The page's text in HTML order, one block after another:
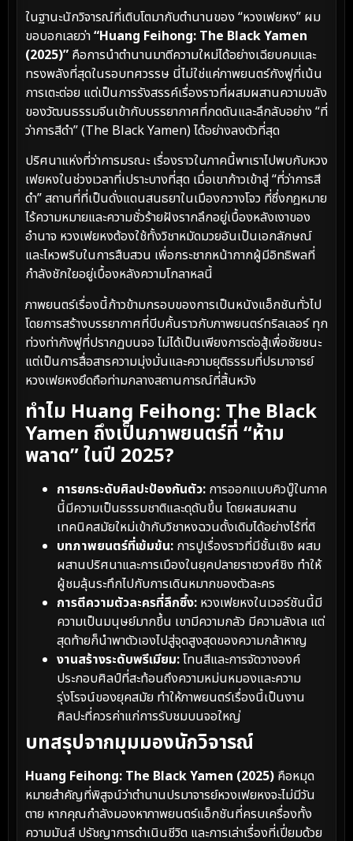
ในฐานะนักวิจารณ์ที่เติบโตมากับตำนานของ “หวงเฟยหง” ผม
ขอบอกเลยว่า“Huang Feihong: The Black Yamen
(2025)” คือการนำตำนานมาตีความใหม่ได้อย่างเฉียบคมและ
ทรงพลังที่สุดในรอบทศวรรษ นี่ไม่ใช่แค่ภาพยนตร์กังฟูที่เน้น
การเตะต่อย แต่เป็นการรังสรรค์เรื่องราวที่ผสมผสานความขลัง
ของวัฒนธรรมจีนเข้ากับบรรยากาศที่กดดันและลึกลับอย่าง “ที่
ว่าการสีดำ” (The Black Yamen) ได้อย่างลงตัวที่สุด
ปริศนาแห่งที่ว่าการมรณะ เรื่องราวในภาคนี้พาเราไปพบกับหวง
เฟยหงในช่วงเวลาที่เปราะบางที่สุด เมื่อเขาก้าวเข้าสู่ “ที่ว่าการสี
ดำ” สถานที่ที่เป็นดั่งแดนสนธยาในเมืองกวางโจว ที่ซึ่งกฎหมาย
ไร้ความหมายและความชั่วร้ายฝังรากลึกอยู่เบื้องหลังเงาของ
อำนาจ หวงเฟยหงต้องใช้ทั้งวิชาหมัดมวยอันเป็นเอกลักษณ์
และไหวพริบในการสืบสวน เพื่อกระชากหน้ากากผู้มีอิทธิพลที่
กำลังชักใยอยู่เบื้องหลังความโกลาหลนี้
ภาพยนตร์เรื่องนี้ก้าวข้ามกรอบของการเป็นหนังแอ็กชันทั่วไป
โดยการสร้างบรรยากาศที่บีบคั้นราวกับภาพยนตร์ทริลเลอร์ ทุก
ท่วงท่ากังฟูที่ปรากฏบนจอ ไม่ได้เป็นเพียงการต่อสู้เพื่อชัยชนะ
แต่เป็นการสื่อสารความมุ่งมั่นและความยุติธรรมที่ปรมาจารย์
หวงเฟยหงยึดถือท่ามกลางสถานการณ์ที่สิ้นหวัง
ทำไม Huang Feihong: The Black
Yamen ถึงเป็นภาพยนตร์ที่ “ห้าม
พลาด” ในปี 2025?
การยกระดับศิลปะป้องกันตัว: การออกแบบคิวบู๊ในภาค
นี้มีความเป็นธรรมชาติและดุดันขึ้น โดยผสมผสาน
เทคนิคสมัยใหม่เข้ากับวิชาหงฉวนดั้งเดิมได้อย่างไร้ที่ติ
บทภาพยนตร์ที่เข้มข้น: การปูเรื่องราวที่มีชั้นเชิง ผสม
ผสานปริศนาและการเมืองในยุคปลายราชวงศ์ชิง ทำให้
ผู้ชมลุ้นระทึกไปกับการเดินหมากของตัวละคร
การตีความตัวละครที่ลึกซึ้ง: หวงเฟยหงในเวอร์ชันนี้มี
ความเป็นมนุษย์มากขึ้น เขามีความกลัว มีความลังเล แต่
สุดท้ายก็นำพาตัวเองไปสู่จุดสูงสุดของความกล้าหาญ
งานสร้างระดับพรีเมียม:โทนสีและการจัดวางองค์
ประกอบศิลป์ที่สะท้อนถึงความหม่นหมองและความ
รุ่งโรจน์ของยุคสมัย ทำให้ภาพยนตร์เรื่องนี้เป็นงาน
ศิลปะที่ควรค่าแก่การรับชมบนจอใหญ่
บทสรุปจากมุมมองนักวิจารณ์
Huang Feihong: The Black Yamen (2025) คือหมุด
หมายสำคัญที่พิสูจน์ว่าตำนานปรมาจารย์หวงเฟยหงจะไม่มีวัน
ตาย หากคุณกำลังมองหาภาพยนตร์แอ็กชันที่ครบเครื่องทั้ง
ความมันส์ ปรัชญาการดำเนินชีวิต และการเล่าเรื่องที่เปี่ยมด้วย